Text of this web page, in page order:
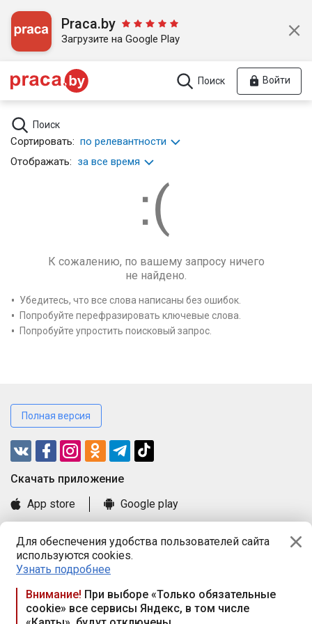
Для обеспечения удобства пользователей сайта
используются cookies.
Узнать подробнее
Внимание! При выборе «Только обязательные
cookie» все сервисы Яндекс, в том числе
Praca.by
Загрузите на Google Play
Поиск Войти
Поиск
Сортировать: по релевантности
Отображать: за все время
К сожалению, по вашему запросу ничего
не найдено.
Убедитесь, что все слова написаны без ошибок.
Попробуйте перефразировать ключевые слова.
Попробуйте упростить поисковый запрос.
Полная версия
Cкачать приложение
App store
Google play
Книга замечаний и предложений
Правила и документы
Praca.by © 2000—2026, ООО «ПРАЦА БАЙ»
Республика Беларусь, 220114, г. Минск, пр-т Независимости
117а, пом. № 9.